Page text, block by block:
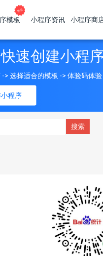
模板 小程序资讯 小程序商
速创建小程
程序
> 选择适合的模板 -> 体验码体